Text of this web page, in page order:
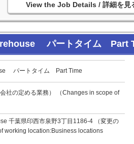
詳細を見
パートタイム Part
パートタイム Part Time
社の定める業務） （Changes in scope of
千葉県印西市泉野3丁目1186-4 （変更の
working location:Business locations